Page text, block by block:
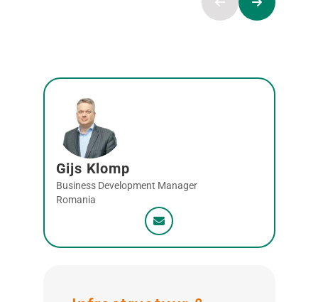
Gijs Klomp
Business Development Manager
Romania